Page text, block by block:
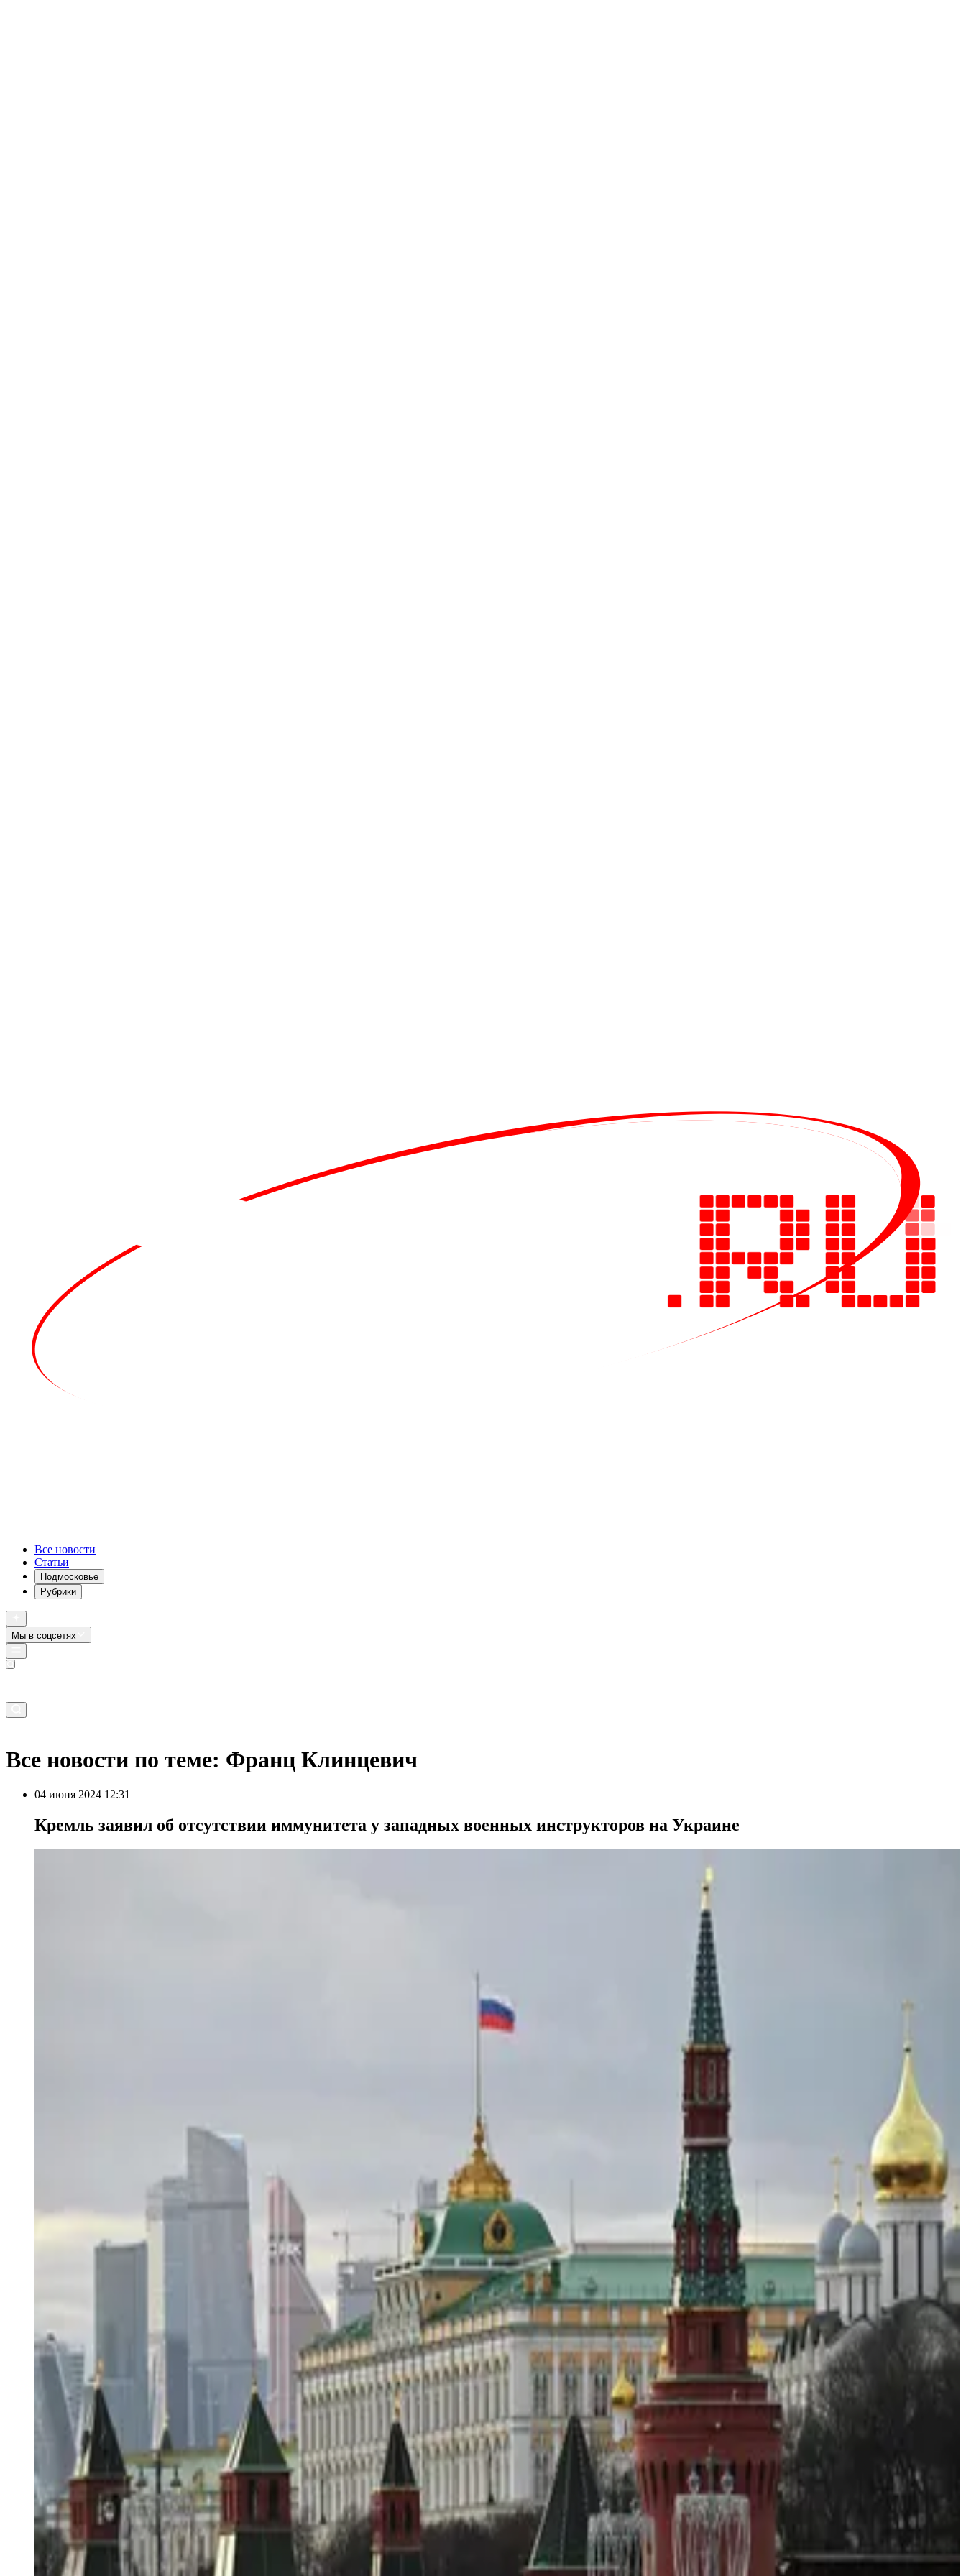
Все новости
Статьи
Подмосковье
Рубрики
Мы в соцсетях
Все новости по теме: Франц Клинцевич
04 июня 2024 12:31
Кремль заявил об отсутствии иммунитета у западных военных инструкторов на Украине